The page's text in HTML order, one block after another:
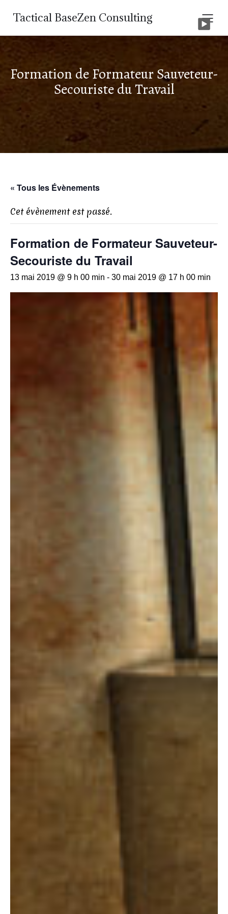
Tactical BaseZen Consulting
Formation de Formateur Sauveteur-
Secouriste du Travail
« Tous les Évènements
Cet évènement est passé.
Formation de Formateur Sauveteur-
Secouriste du Travail
13 mai 2019 @ 9 h 00 min - 30 mai 2019 @ 17 h 00 min